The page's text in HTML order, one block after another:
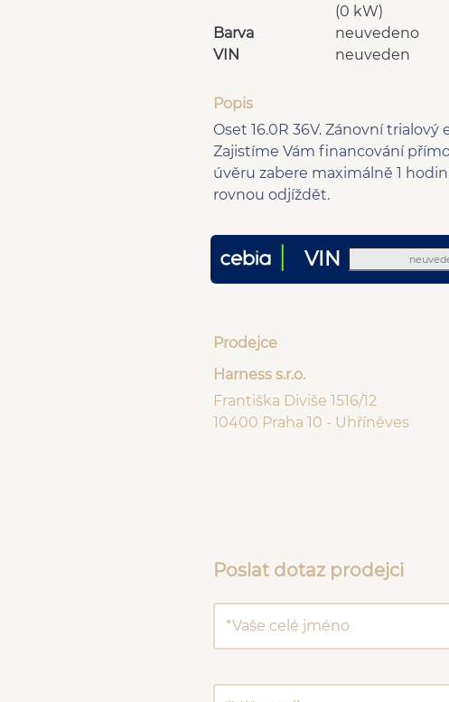
(0 kW)
Barva
neuvedeno
VIN
neuveden
Popis
Oset 16.0R 36V. Zánovní
Zajistíme Vám financování
úvěru zabere maximálně 1
rovnou odjíždět.
VIN
Prodejce
Harness s.r.o.
Františka Diviše 1516/12
10400 Praha 10 - Uhříněves
Poslat dotaz prodejci